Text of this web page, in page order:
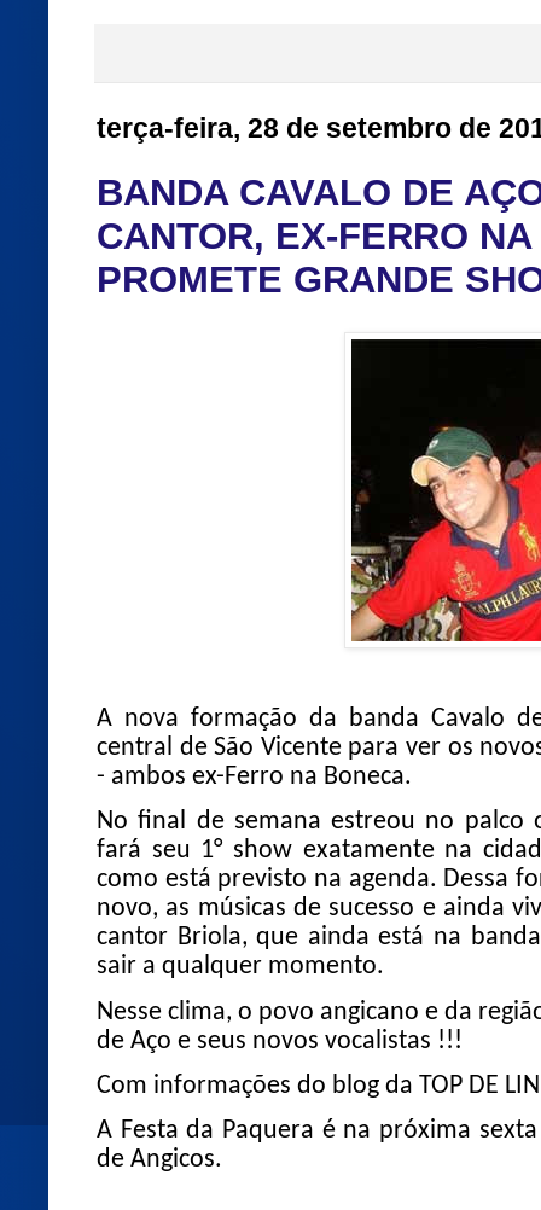
terça-feira, 28 de setembro de
BANDA CAVALO DE
CANTOR, EX-FERRO
PROMETE GRANDE
A nova formação da banda Cavalo
central de São Vicente para ver os
- ambos ex-Ferro na Boneca.
No final de semana estreou no palco
fará seu 1° show exatamente na
como está previsto na agenda. Dessa
novo, as músicas de sucesso e ainda
cantor Briola, que ainda está na
sair a qualquer momento.
Nesse clima, o povo angicano e da
de Aço e seus novos vocalistas !!!
Com informações do blog da TOP DE
A Festa da Paquera é na próxima
de Angicos.